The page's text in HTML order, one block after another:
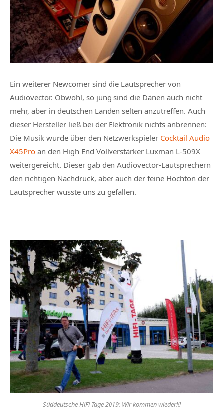
Ein weiterer Newcomer sind die Lautsprecher von
Audiovector. Obwohl, so jung sind die Dänen auch nicht
mehr, aber in deutschen Landen selten anzutreffen. Auch
dieser Hersteller ließ bei der Elektronik nichts anbrennen:
Die Musik wurde über den Netzwerkspieler Cocktail Audio
X45Pro an den High End Vollverstärker Luxman L-509X
weitergereicht. Dieser gab den Audiovector-Lautsprechern
den richtigen Nachdruck, aber auch der feine Hochton der
Lautsprecher wusste uns zu gefallen.
Süddeutsche HiFi-Tage 2019: Wir kommen wieder!!!